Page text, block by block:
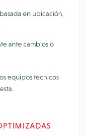
basada en ubicación,
ante cambios o
equipos técnicos